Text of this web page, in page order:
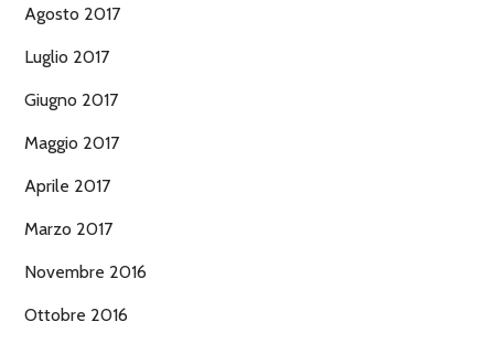
Agosto 2017
Luglio 2017
Giugno 2017
Maggio 2017
Aprile 2017
Marzo 2017
Novembre 2016
Ottobre 2016